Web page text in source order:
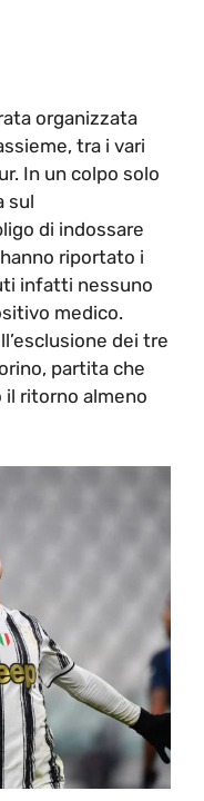
organizzata
tra i vari
In un colpo solo
sul
di indossare
riportato i
infatti nessuno
medico.
dei tre
partita che
il ritorno almeno